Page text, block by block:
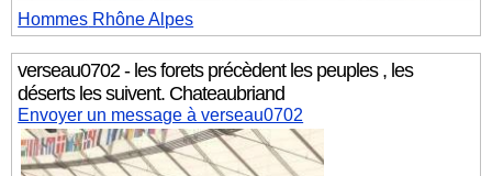
Hommes Rhône Alpes
verseau0702 - les forets précèdent les peuples , les
déserts les suivent. Chateaubriand
Envoyer un message à verseau0702